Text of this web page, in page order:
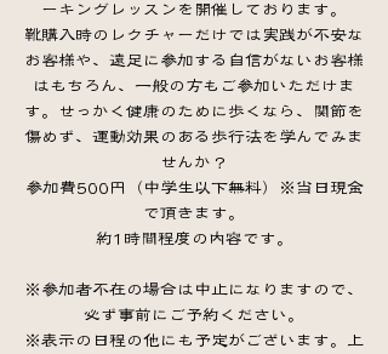
ーキングレッスンを開催しております。
靴購入時のレクチャーだけでは実践が不安な
お客様や、遠足に参加する自信がないお客様
はもちろん、一般の方もご参加いただけま
す。せっかく健康のために歩くなら、関節を
傷めず、運動効果のある歩行法を学んでみま
せんか？
参加費500円（中学生以下無料）※当日現金
で頂きます。
約1時間程度の内容です。
※参加者不在の場合は中止になりますので、
必ず事前にご予約ください。
※表示の日程の他にも予定がございます。上